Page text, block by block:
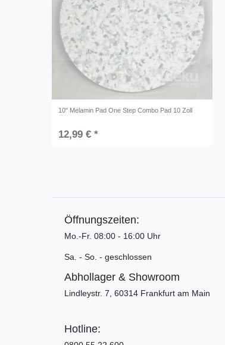
10" Melamin Pad One Step Combo Pad 10 Zoll
12,99 € *
Öffnungszeiten:
Mo.-Fr. 08:00 - 16:00 Uhr
Sa. - So. - geschlossen
Abhollager & Showroom
Lindleystr. 7, 60314 Frankfurt am Main
Hotline: